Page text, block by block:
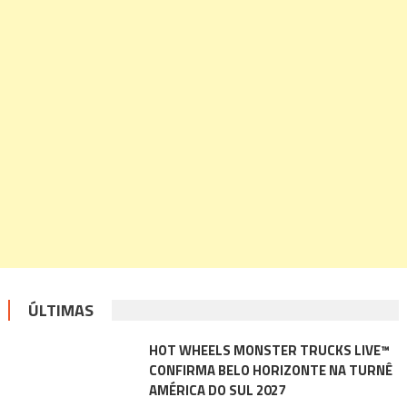
ÚLTIMAS
HOT WHEELS MONSTER TRUCKS LIVE™
CONFIRMA BELO HORIZONTE NA TURNÊ
AMÉRICA DO SUL 2027